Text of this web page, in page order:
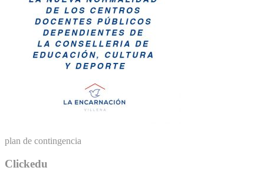
plan de contingencia
Clickedu